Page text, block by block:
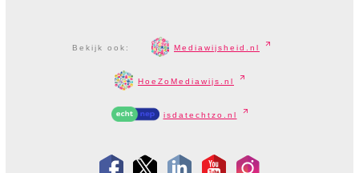
Bekijk ook: Mediawijsheid.nl
HoeZoMediawijs.nl
isdatechtzo.nl